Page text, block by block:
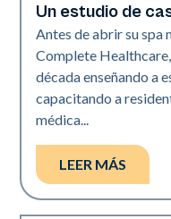
Spa médico | Neo
Un estudio de
Antes de abrir su spa
Complete
década enseñando a
capacitando a
médica...
LEER MÁS